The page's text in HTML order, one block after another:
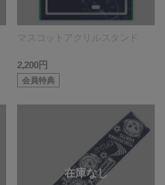
マスコットアクリルスタンド
2,200円
会員特典